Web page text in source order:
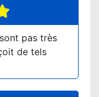
pas très
de tels